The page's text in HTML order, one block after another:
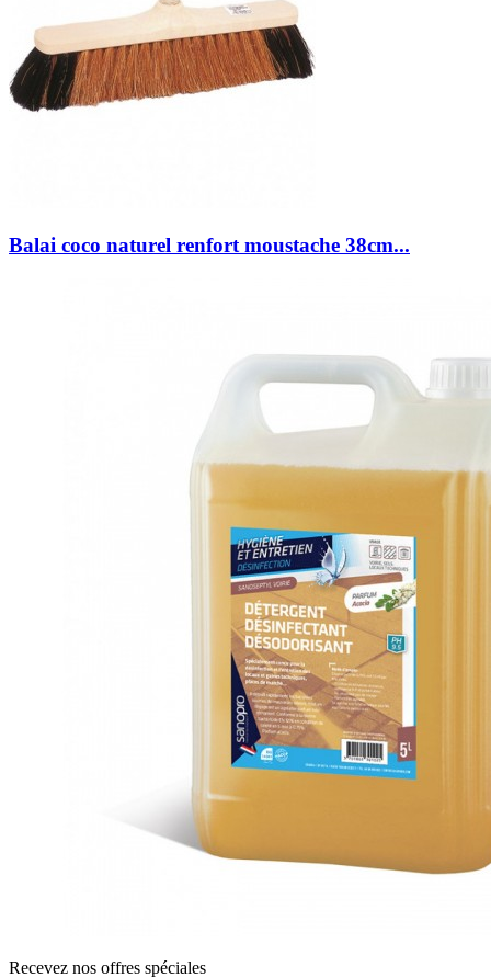
Balai coco naturel renfort moustache 38cm...
Recevez nos offres spéciales